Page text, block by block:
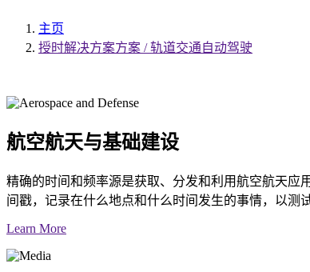
主页
授时解决方案方案 / 轨道交通自动驾驶
航空航天与基础建设
精确的时间和频率源是获取、分发和利用航空航天应
间戳，记录在什么地点和什么时间发生的事情，以
Learn More